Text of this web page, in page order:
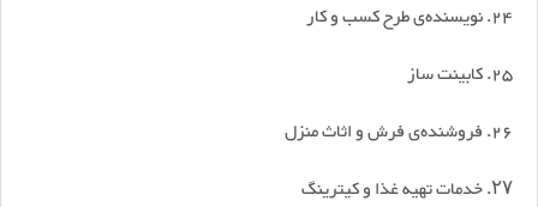
24. نویسنده‌ی طرح کسب و کار
25. کابینت ساز
26. فروشنده‌ی فرش و اثاث منزل
۲۷. خدمات تهیه غذا و کیترینگ